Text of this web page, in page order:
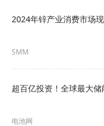
会有什么不同？为
1.在内容上看，产
2024年锌产业消费市场
SMM
超百亿投资！全球最大
电池网